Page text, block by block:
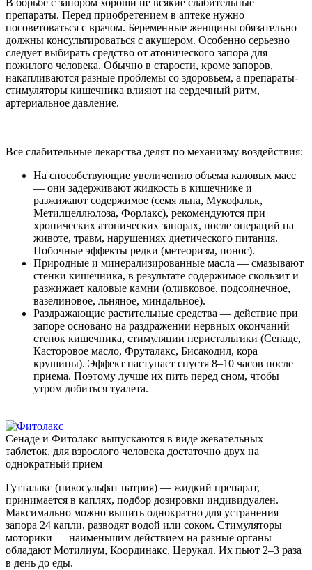
В борьбе с запором хороши не всякие слабительные
препараты. Перед приобретением в аптеке нужно
посоветоваться с врачом. Беременные женщины обязательно
должны консультироваться с акушером. Особенно серьезно
следует выбирать средство от атонического запора для
пожилого человека. Обычно в старости, кроме запоров,
накапливаются разные проблемы со здоровьем, а препараты-
стимуляторы кишечника влияют на сердечный ритм,
артериальное давление.
Все слабительные лекарства делят по механизму воздействия:
На способствующие увеличению объема каловых масс
— они задерживают жидкость в кишечнике и
разжижают содержимое (семя льна, Мукофальк,
Метилцеллюлоза, Форлакс), рекомендуются при
хронических атонических запорах, после операций на
животе, травм, нарушениях диетического питания.
Побочные эффекты редки (метеоризм, понос).
Природные и минерализированные масла — смазывают
стенки кишечника, в результате содержимое скользит и
разжижает каловые камни (оливковое, подсолнечное,
вазелиновое, льняное, миндальное).
Раздражающие растительные средства — действие при
запоре основано на раздражении нервных окончаний
стенок кишечника, стимуляции перистальтики (Сенаде,
Касторовое масло, Фруталакс, Бисакодил, кора
крушины). Эффект наступает спустя 8–10 часов после
приема. Поэтому лучше их пить перед сном, чтобы
утром добиться туалета.
Сенаде и Фитолакс выпускаются в виде жевательных
таблеток, для взрослого человека достаточно двух на
однократный прием
Гутталакс (пикосульфат натрия) — жидкий препарат,
принимается в каплях, подбор дозировки индивидуален.
Максимально можно выпить однократно для устранения
запора 24 капли, разводят водой или соком. Стимуляторы
моторики — наименьшим действием на разные органы
обладают Мотилиум, Координакс, Церукал. Их пьют 2–3 раза
в день до еды.